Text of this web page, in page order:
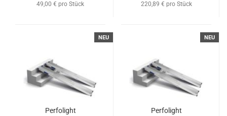
49,00 € pro Stück 220,89 € pro Stück
NEU
Perfolight
NEU
Perfolight